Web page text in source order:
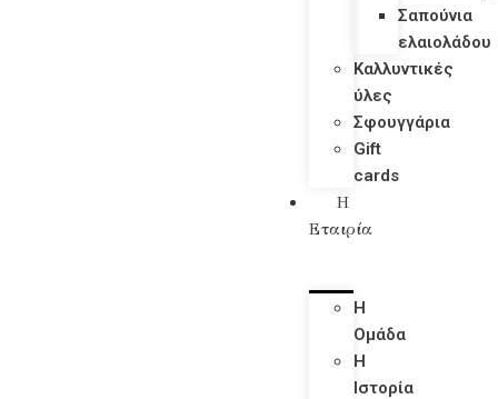
Σαπούνια
ελαιολάδου
Καλλυντικές
ύλες
Σφουγγάρια
Gift
cards
Η
Εταιρία
Η
Ομάδα
Η
Ιστορία